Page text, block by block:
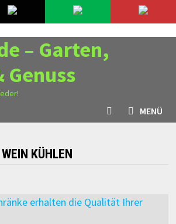
– Garten,
Genuss
MENÜ
WEIN KÜHLEN